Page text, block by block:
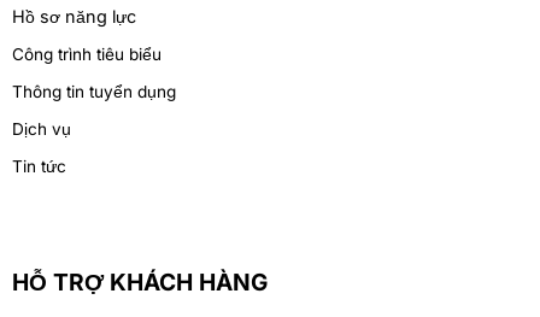
Hồ sơ năng lực
Công trình tiêu biểu
Thông tin tuyển dụng
Dịch vụ
Tin tức
HỖ TRỢ KHÁCH HÀNG